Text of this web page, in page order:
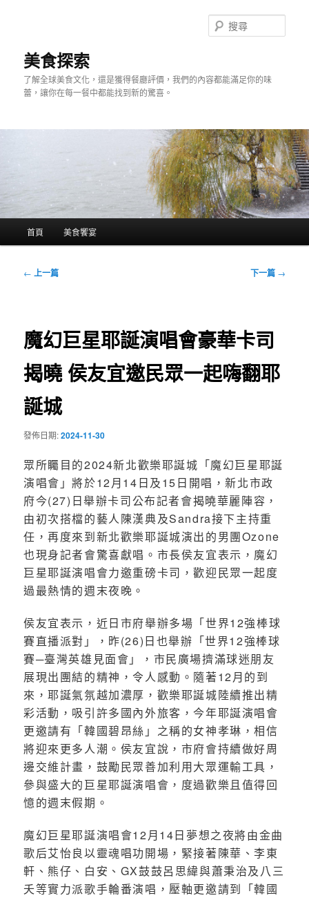
美食探索
了解全球美食文化，還是獲得餐廳評價，我們的內容都能滿足你的味
蕾，讓你在每一餐中都能找到新的驚喜。
尋
首頁 美食饗宴
文
← 上一篇 下一篇 →
魔幻巨星耶誕演唱會豪華卡司
揭曉 侯友宜邀民眾一起嗨翻耶
誕城
發佈日期:2024-11-30
眾所矚目的2024新北歡樂耶誕城「魔幻巨星耶誕
演唱會」將於12月14日及15日開唱，新北市政
府今(27)日舉辦卡司公布記者會揭曉華麗陣容，
由初次搭檔的藝人陳漢典及Sandra接下主持重
任，再度來到新北歡樂耶誕城演出的男團Ozone
也現身記者會驚喜獻唱。市長侯友宜表示，魔幻
巨星耶誕演唱會力邀重磅卡司，歡迎民眾一起度
過最熱情的週末夜晚。
侯友宜表示，近日市府舉辦多場「世界12強棒球
賽直播派對」，昨(26)日也舉辦「世界12強棒球
賽─臺灣英雄見面會」，市民廣場擠滿球迷朋友
展現出團結的精神，令人感動。隨著12月的到
來，耶誕氣氛越加濃厚，歡樂耶誕城陸續推出精
彩活動，吸引許多國內外旅客，今年耶誕演唱會
更邀請有「韓國碧昂絲」之稱的女神孝琳，相信
將迎來更多人潮。侯友宜說，市府會持續做好周
邊交維計畫，鼓勵民眾善加利用大眾運輸工具，
參與盛大的巨星耶誕演唱會，度過歡樂且值得回
憶的週末假期。
魔幻巨星耶誕演唱會12月14日夢想之夜將由金曲
歌后艾怡良以靈魂唱功開場，緊接著陳華、李東
軒、熊仔、白安、GX鼓鼓呂思緯與蕭秉治及八三
夭等實力派歌手輪番演唱，壓軸更邀請到「韓國